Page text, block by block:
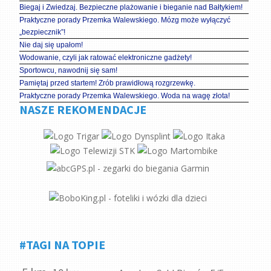
Biegaj i Zwiedzaj. Bezpieczne plażowanie i bieganie nad Bałtykiem!
Praktyczne porady Przemka Walewskiego. Mózg może wyłączyć
„bezpiecznik”!
Nie daj się upałom!
Wodowanie, czyli jak ratować elektroniczne gadżety!
Sportowcu, nawodnij się sam!
Pamiętaj przed startem! Zrób prawidłową rozgrzewkę.
Praktyczne porady Przemka Walewskiego. Woda na wagę złota!
NASZE REKOMENDACJE
#TAGI NA TOPIE